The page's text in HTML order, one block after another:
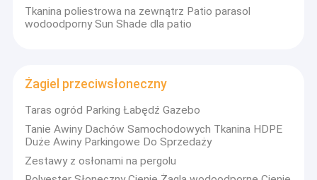
Produkty
O nas
Tkanina poliestrowa na zewnątrz Patio parasol
wodoodporny Sun Shade dla patio
Żagiel przeciwsłoneczny
Taras ogród Parking Łabędź Gazebo
Tanie Awiny Dachów Samochodowych Tkanina HDPE
Duże Awiny Parkingowe Do Sprzedaży
Zestawy z osłonami na pergolu
Profil spółki
DM AWNING SULOTION CO., LTD profesjonalne markizy
i parasolki dla produktów zewnętrznych z działami
badawczo-rozwojowymi, hurtowymi i